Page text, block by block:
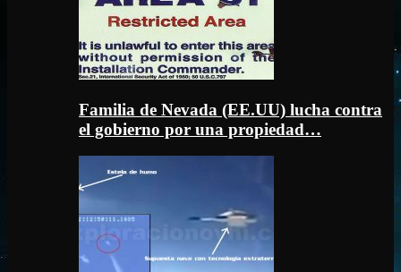
Familia de Nevada (EE.UU) lucha contra
el gobierno por una propiedad…